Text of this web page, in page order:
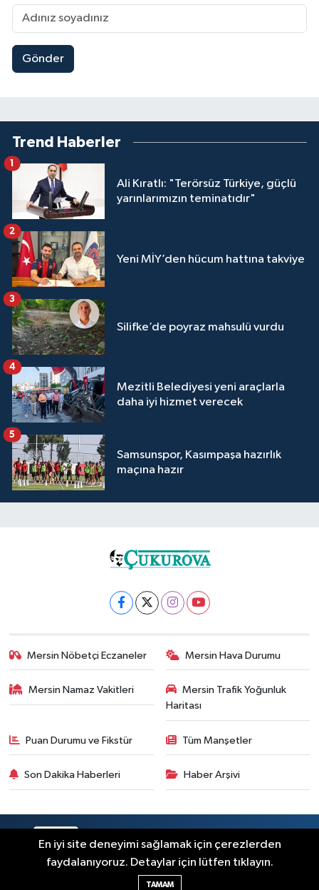
Gönder
Trend Haberler
Ali Kıratlı: "Terörsüz Türkiye, güçlü
yarınlarımızın teminatıdır"
1
Yeni MİY’den hücum hattına takviye
2
Silifke’de poyraz mahsulü vurdu
3
Mezitli Belediyesi yeni araçlarla
daha iyi hizmet verecek
4
Samsunspor, Kasımpaşa hazırlık
maçına hazır
5
Mersin Nöbetçi Eczaneler Mersin Hava Durumu
Mersin Namaz Vakitleri
Mersin Trafik Yoğunluk
Haritası
Puan Durumu ve Fikstür Tüm Manşetler
Son Dakika Haberleri Haber Arşivi
Haber Yazılımı:
En iyi site deneyimi sağlamak için çerezlerden
faydalanıyoruz. Detaylar için lütfen tıklayın.
TAMAM